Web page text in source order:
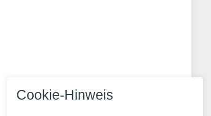
Cookie-Hinweis